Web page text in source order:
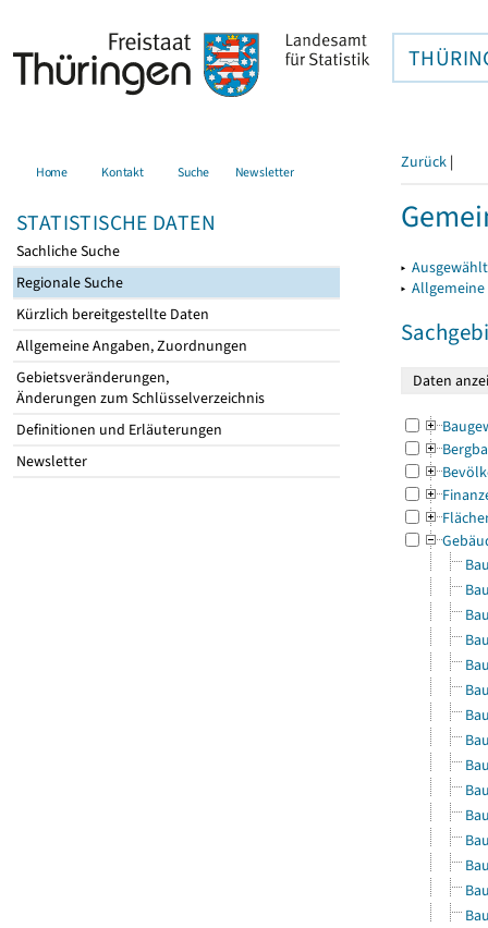
Home Kontakt Suche Newsletter
STATISTISCHE DATEN
Sachliche Suche
Regionale Suche
Kürzlich bereitgestellte Daten
Allgemeine Angaben, Zuordnungen
Gebietsveränderungen,
Änderungen zum Schlüsselverzeichnis
Definitionen und Erläuterungen
Newsletter
Zurück |
▸
▸